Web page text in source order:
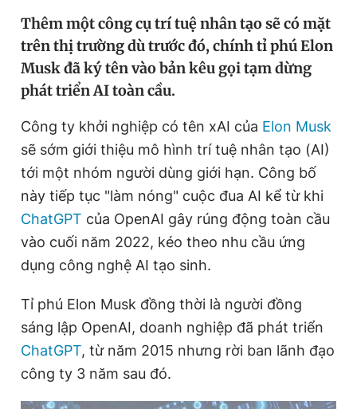
Tin thị trường Tin 360
Video
Sản phẩm khác
Tiện ích Bạn cần biết
Thông tin tòa soạn Liên hệ quảng cáo
Đọc Thanh Niên trên điện thoại
Đăng xuất
Thêm một công cụ trí tuệ nhân tạo sẽ có mặt
trên thị trường dù trước đó, chính tỉ phú Elon
Musk đã ký tên vào bản kêu gọi tạm dừng
phát triển AI toàn cầu.
Công ty khởi nghiệp có tên xAI của Elon Musk
sẽ sớm giới thiệu mô hình trí tuệ nhân tạo (AI)
tới một nhóm người dùng giới hạn. Công bố
này tiếp tục "làm nóng" cuộc đua AI kể từ khi
ChatGPT của OpenAI gây rúng động toàn cầu
vào cuối năm 2022, kéo theo nhu cầu ứng
dụng công nghệ AI tạo sinh.
Tỉ phú Elon Musk đồng thời là người đồng
sáng lập OpenAI, doanh nghiệp đã phát triển
ChatGPT, từ năm 2015 nhưng rời ban lãnh đạo
công ty 3 năm sau đó.